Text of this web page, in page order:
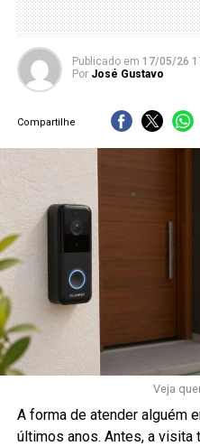
Publicado em 17/05/26
Por José Gustavo
Compartilhe
Veja
A forma de atender alguém
últimos anos. Antes, a visita